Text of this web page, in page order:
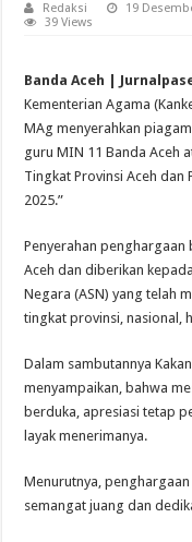
Redaksi 19
39 Views
Banda Aceh |
Kementerian Agama
MAg menyerahkan
guru MIN 11 Banda Aceh
Tingkat Provinsi Aceh dan
2025.”
Penyerahan penghargaan
Aceh dan diberikan
Negara (ASN) yang telah
tingkat provinsi, nasional,
Dalam sambutannya
menyampaikan, bahwa
berduka, apresiasi tetap
layak menerimanya.
Menurutnya,
semangat juang dan